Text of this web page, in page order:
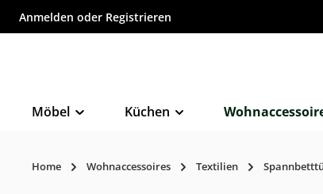
springen
Anmelden oder Registrieren
Möbel Küchen
Home Wohnaccessoires Textilien